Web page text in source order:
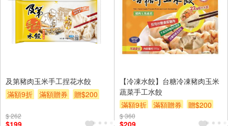
及第豬肉玉米手工捏花水餃
滿額9折
滿額贈券 贈$200
$ 262
【冷凍水餃】台糖冷凍豬肉玉米
蔬菜手工水餃
滿額9折
滿額贈券 贈$200
$ 360